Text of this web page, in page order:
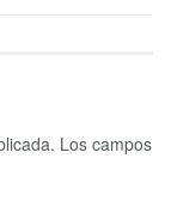
Los campos